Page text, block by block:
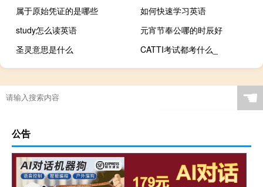
属于原始凭证的是哪些
如何快速学习英语
study怎么读英语
元宵节奉公哪的时辰好
圣灵意思是什么
CATTI考试都考什么_
☚
公告